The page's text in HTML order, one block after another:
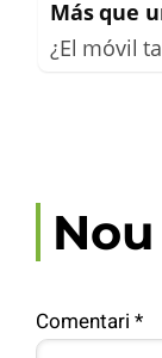
Más que
¿El móvil
Comentari *